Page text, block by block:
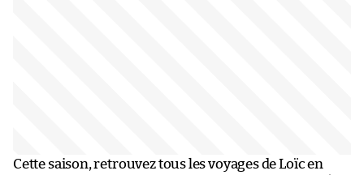
Cette saison, retrouvez tous les voyages de Loïc en